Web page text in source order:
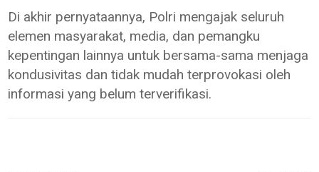
Di akhir pernyataannya, Polri mengajak seluruh
elemen masyarakat, media, dan pemangku
kepentingan lainnya untuk bersama-sama menjaga
kondusivitas dan tidak mudah terprovokasi oleh
informasi yang belum terverifikasi.